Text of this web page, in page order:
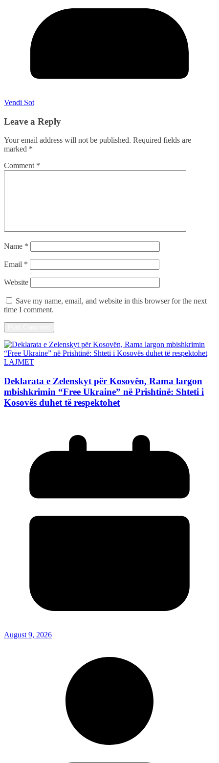
Vendi Sot
Leave a Reply
Your email address will not be published. Required fields are
marked *
Comment *
Name *
Email *
Website
Save my name, email, and website in this browser for the next
time I comment.
LAJMET
Deklarata e Zelenskyt për Kosovën, Rama largon
mbishkrimin “Free Ukraine” në Prishtinë: Shteti i
Kosovës duhet të respektohet
August 9, 2026